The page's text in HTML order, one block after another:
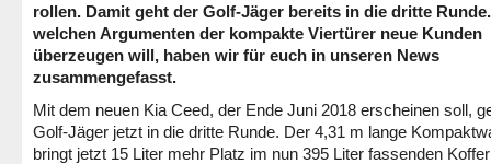
rollen. Damit geht der Golf-Jäger bereits in die dritte
welchen Argumenten der kompakte Viertürer neue Kunden
überzeugen will, haben wir für euch in unseren News
zusammengefasst.
Mit dem neuen Kia Ceed, der Ende Juni 2018 erscheinen soll,
Golf-Jäger jetzt in die dritte Runde. Der 4,31 m lange
bringt jetzt 15 Liter mehr Platz im nun 395 Liter fassenden